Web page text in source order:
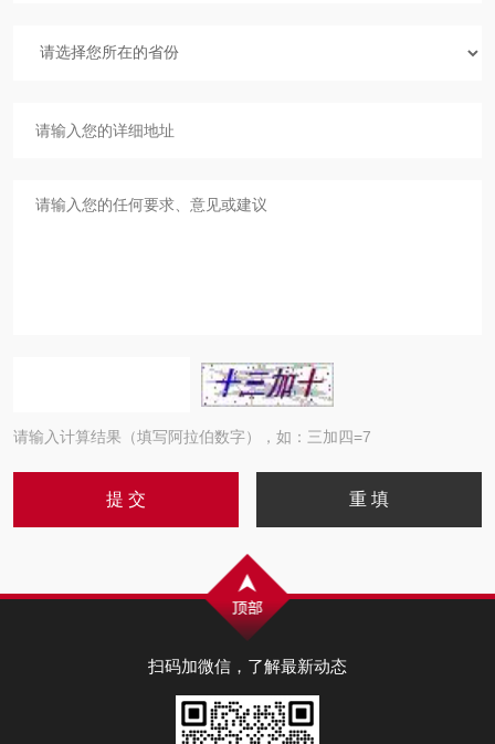
请输入计算结果（填写阿拉伯数字），如：三加四=7
扫码加微信，了解最新动态